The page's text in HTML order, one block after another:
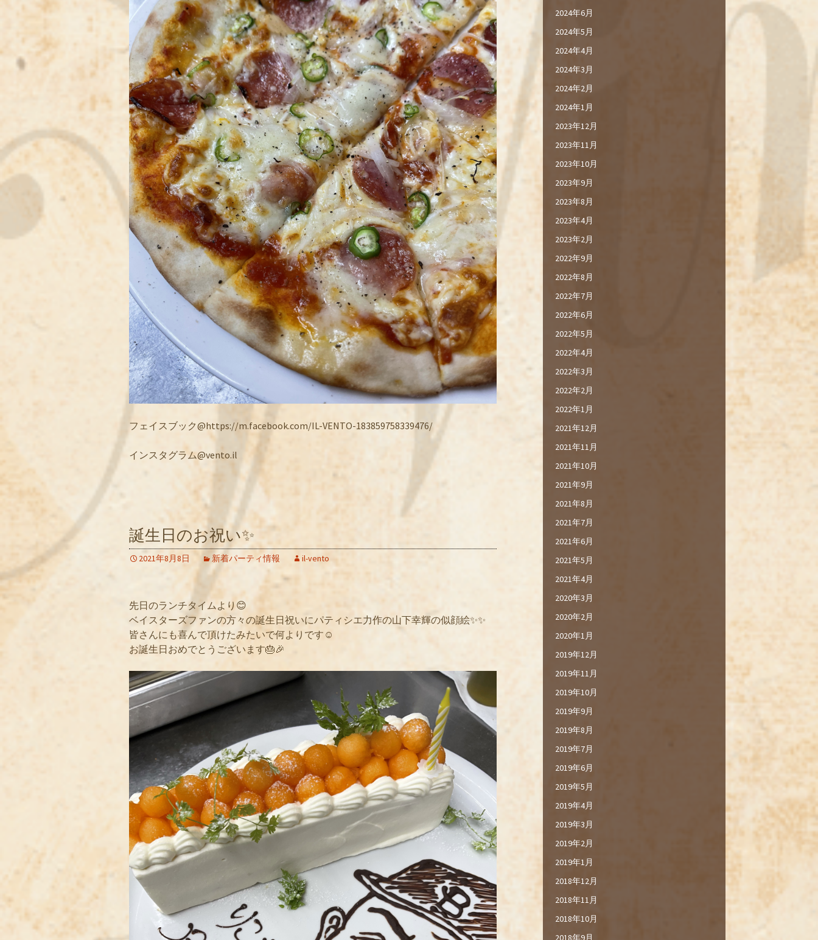
フェイスブック@https://m.facebook.com/IL-VENTO-183859758339476/
インスタグラム@vento.il
誕生日のお祝い✨
2021年8月8日 新着パーティ情報 il-vento
先日のランチタイムより😊
ベイスターズファンの方々の誕生日祝いにパティシエ力作の山下幸輝の似顔絵✨✨
皆さんにも喜んで頂けたみたいで何よりです☺️
お誕生日おめでとうございます🎂🎉
2024年6月
2024年5月
2024年4月
2024年3月
2024年2月
2024年1月
2023年12月
2023年11月
2023年10月
2023年9月
2023年8月
2023年4月
2023年2月
2022年9月
2022年8月
2022年7月
2022年6月
2022年5月
2022年4月
2022年3月
2022年2月
2022年1月
2021年12月
2021年11月
2021年10月
2021年9月
2021年8月
2021年7月
2021年6月
2021年5月
2021年4月
2020年3月
2020年2月
2020年1月
2019年12月
2019年11月
2019年10月
2019年9月
2019年8月
2019年7月
2019年6月
2019年5月
2019年4月
2019年3月
2019年2月
2019年1月
2018年12月
2018年11月
2018年10月
2018年9月